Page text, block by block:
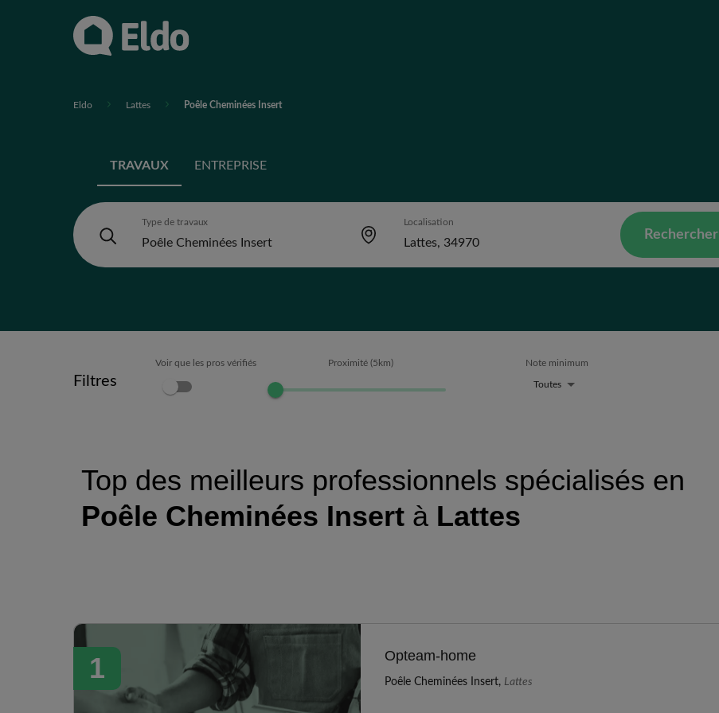
Eldo Lattes Poêle Cheminées Insert
TRAVAUX ENTREPRISE
Type de travaux Localisation
Rechercher
Filtres
Voir que les pros vérifiés Proximité (5 km) Note minimum
Toutes
Top des meilleurs professionnels spécialisés en
Poêle Cheminées Insert à Lattes
1 Opteam-home
Poêle Cheminées Insert, Lattes